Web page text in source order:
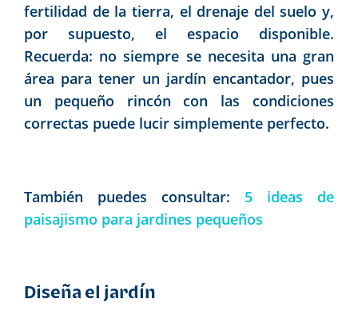
fertilidad de la tierra, el drenaje del suelo y,
por supuesto, el espacio disponible.
Recuerda: no siempre se necesita una gran
área para tener un jardín encantador, pues
un pequeño rincón con las condiciones
correctas puede lucir simplemente perfecto.
También puedes consultar: 5 ideas de
paisajismo para jardines pequeños
Diseña el jardín